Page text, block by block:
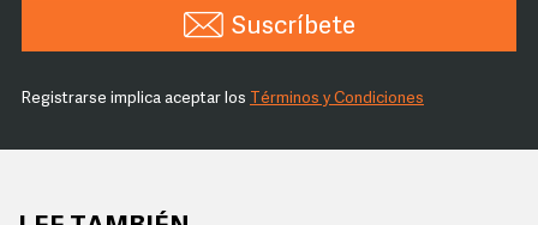
Suscríbete
Registrarse implica aceptar los Términos y Condiciones